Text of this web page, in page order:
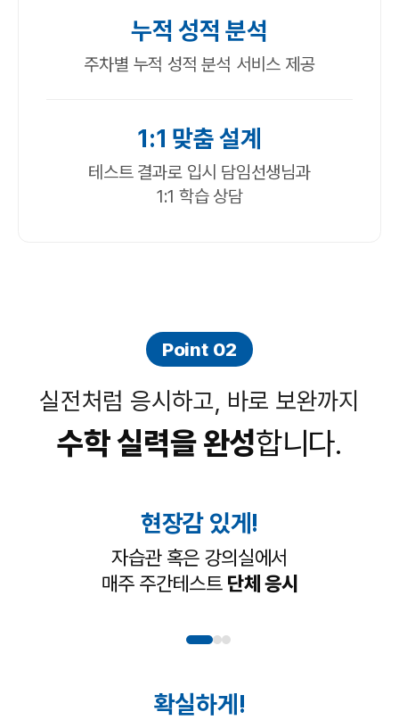
누적 성적 분석
주차별 누적 성적 분석 서비스 제공
1:1 맞춤 설계
테스트 결과로 입시 담임선생님과
1:1 학습 상담
Point 02
실전처럼 응시하고, 바로 보완까지
수학 실력을 완성합니다.
현장감 있게!
자습관 혹은 강의실에서
매주 주간테스트 단체 응시
확실하게!